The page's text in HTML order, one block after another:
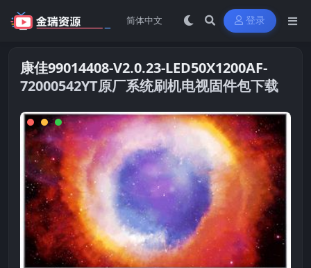
登录
康佳99014408-V2.0.23-LED50X1200AF-
72000542YT原厂系统刷机电视固件包下载